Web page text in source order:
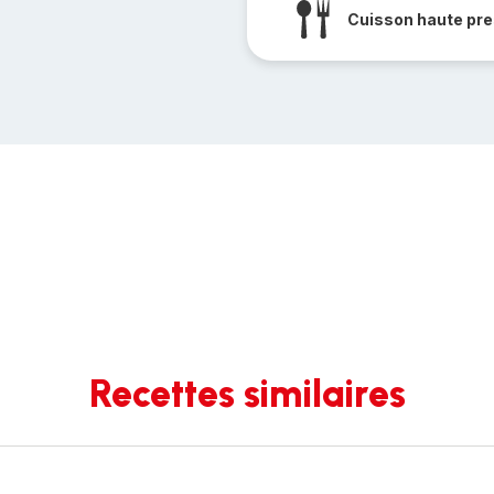
Cuisson haute
Recettes similaires